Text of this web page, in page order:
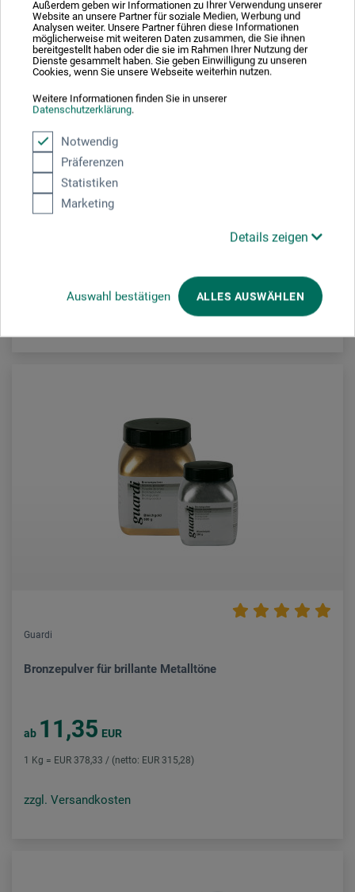
Außerdem geben wir Informationen zu Ihrer Verwendung unserer
Website an unsere Partner für soziale Medien, Werbung und
Analysen weiter. Unsere Partner führen diese Informationen
möglicherweise mit weiteren Daten zusammen, die Sie ihnen
bereitgestellt haben oder die sie im Rahmen Ihrer Nutzung der
Dienste gesammelt haben. Sie geben Einwilligung zu unseren
Cookies, wenn Sie unsere Webseite weiterhin nutzen.
Weitere Informationen finden Sie in unserer
Datenschutzerklärung.
Notwendig
Präferenzen
Statistiken
Marketing
Details zeigen
Auswahl bestätigen ALLES AUSWÄHLEN
Clavé
Terre Naturali Feinste Künstler-Pigmente
Guardi
Bronzepulver für brillante Metalltöne
ab 11,35 EUR
1 Kg = EUR 378,33 / (netto: EUR 315,28)
zzgl. Versandkosten